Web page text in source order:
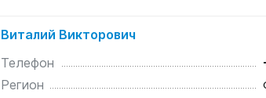
Виталий Викторович
Телефон
Регион